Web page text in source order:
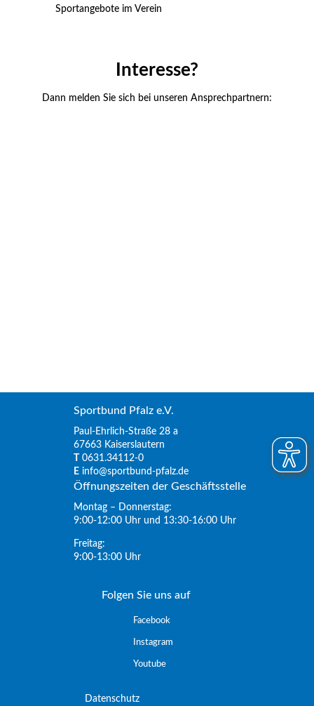
Sportangebote im Verein
Interesse?
Dann melden Sie sich bei unseren Ansprechpartnern:
Sportbund Pfalz e.V.
Paul-Ehrlich-Straße 28 a
67663 Kaiserslautern
T0631.34112-0
E info@sportbund-pfalz.de
Öffnungszeiten der Geschäftsstelle
Montag – Donnerstag:
9:00-12:00 Uhr und 13:30-16:00 Uhr
Freitag:
9:00-13:00 Uhr
Folgen Sie uns auf
Facebook
Instagram
Youtube
Datenschutz